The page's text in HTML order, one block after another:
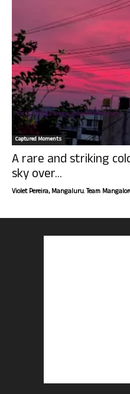
Captured Moments
A rare and striking
sky over...
Violet Pereira, Mangaluru. Team